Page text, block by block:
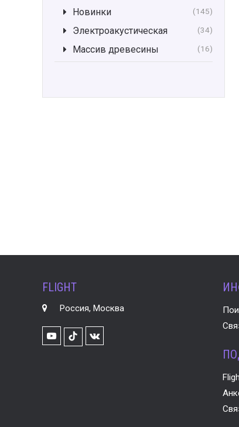
Новинки (145)
Электроакустическая (34)
Массив древесины (16)
FLIGHT
Россия, Москва
YoutubeTikTok
VK